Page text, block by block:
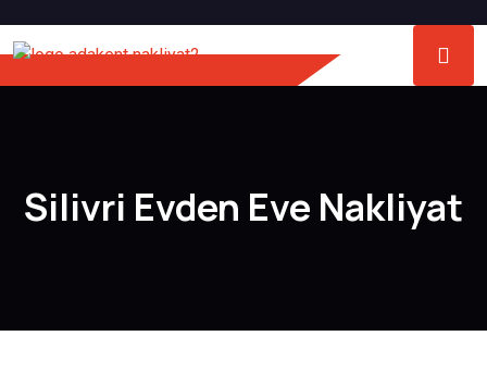
Silivri Evden Eve Nakliyat